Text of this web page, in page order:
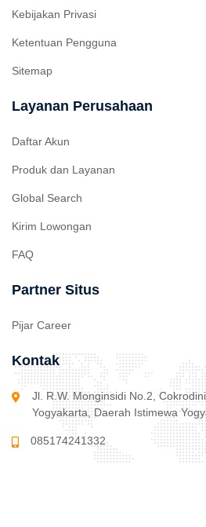
Kebijakan Privasi
Ketentuan Pengguna
Sitemap
Layanan Perusahaan
Daftar Akun
Produk dan Layanan
Global Search
Kirim Lowongan
FAQ
Partner Situs
Pijar Career
Kontak
Jl. R.W. Monginsidi No.2,
Yogyakarta, Daerah Istimewa
085174241332